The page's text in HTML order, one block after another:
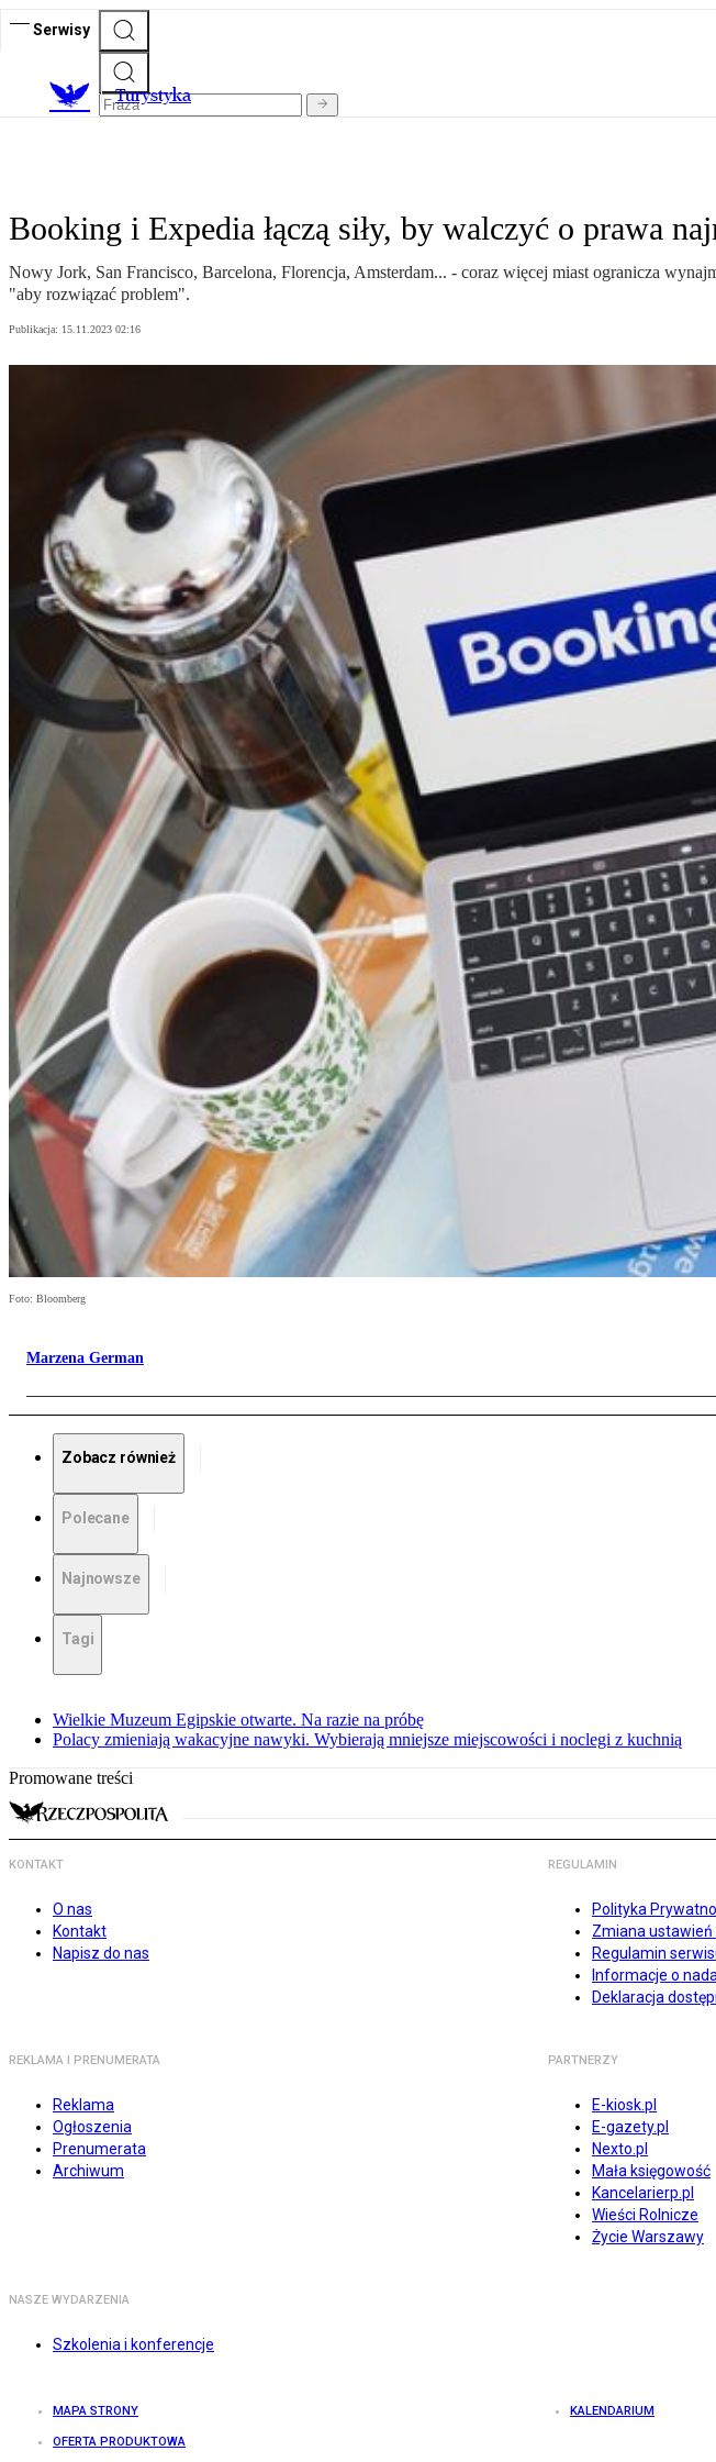
Serwisy
Turystyka
Booking i Expedia łączą siły, by walczyć o prawa
Nowy Jork, San Francisco, Barcelona, Florencja, Amsterdam... - coraz więcej miast ogranicza
"aby rozwiązać problem".
Publikacja: 15.11.2023 02:16
Foto: Bloomberg
Marzena German
Zobacz również
Polecane
Najnowsze
Tagi
Wielkie Muzeum Egipskie otwarte. Na razie na próbę
Polacy zmieniają wakacyjne nawyki. Wybierają mniejsze miejscowości i noclegi z kuchnią
Promowane treści
KONTAKT
O nas
Kontakt
Napisz do nas
REGULAMIN
Polityka
Zmiana ustawień
Regulamin
Informacje o
Deklaracja
REKLAMA I PRENUMERATA
Reklama
Ogłoszenia
Prenumerata
Archiwum
PARTNERZY
E-kiosk.pl
E-gazety.pl
Nexto.pl
Mała księgowość
Kancelarierp.pl
Wieści Rolnicze
Życie Warszawy
NASZE WYDARZENIA
Szkolenia i konferencje
MAPA STRONY KALENDARIUM
OFERTA PRODUKTOWA